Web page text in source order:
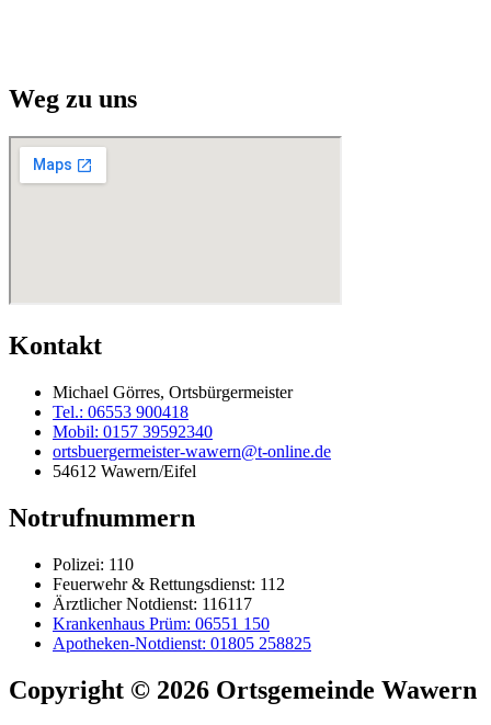
Weg zu uns
Kontakt
Michael Görres, Ortsbürgermeister
Tel.: 06553 900418
Mobil: 0157 39592340
ortsbuergermeister-wawern@t-online.de
54612 Wawern/Eifel
Notrufnummern
Polizei: 110
Feuerwehr & Rettungsdienst: 112
Ärztlicher Notdienst: 116117
Krankenhaus Prüm: 06551 150
Apotheken-Notdienst: 01805 258825
Copyright © 2026 Ortsgemeinde Wawern